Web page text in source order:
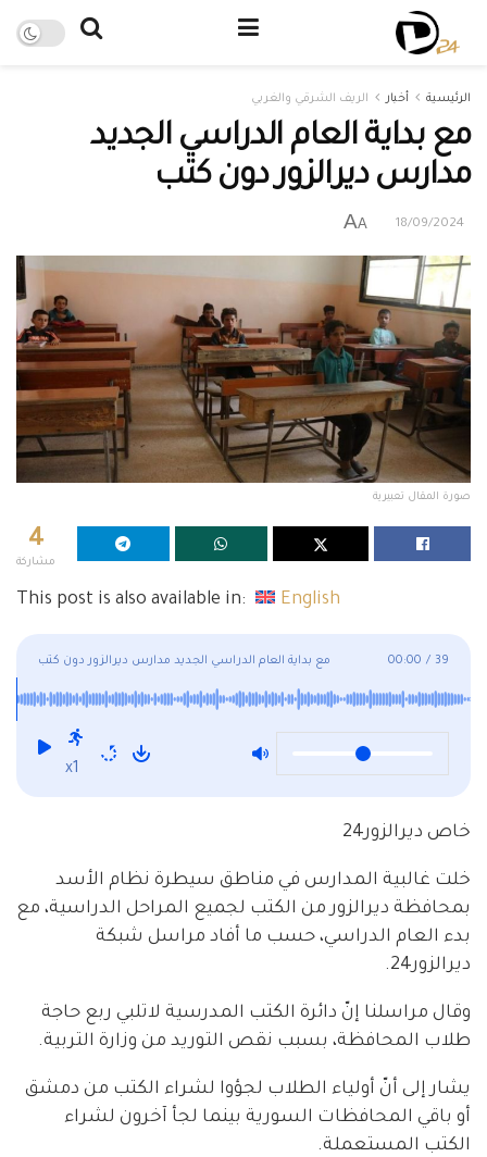
الرئيسية أخبار الريف الشرقي والغربي
مع بداية العام الدراسي الجديد
مدارس ديرالزور دون كتب
18/09/2024
A
A
صورة المقال تعبيرية
4
مشاركة
This post is also available in: English
مع بداية العام الدراسي الجديد مدارس ديرالزور دون كتب 00:00 / 39
x1
خاص ديرالزور24
خلت غالبية المدارس في مناطق سيطرة نظام الأسد
بمحافظة ديرالزور من الكتب لجميع المراحل الدراسية، مع
بدء العام الدراسي، حسب ما أفاد مراسل شبكة
ديرالزور24.
وقال مراسلنا إنّ دائرة الكتب المدرسية لاتلبي ربع حاجة
طلاب المحافظة، بسبب نقص التوريد من وزارة التربية.
يشار إلى أنّ أولياء الطلاب لجؤوا لشراء الكتب من دمشق
أو باقي المحافظات السورية بينما لجأ آخرون لشراء
الكتب المستعملة.